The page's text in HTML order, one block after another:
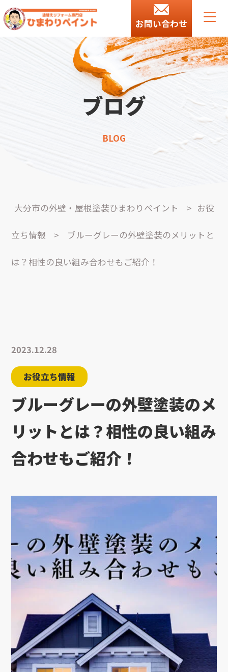
お問い合わせ
ブログ
BLOG
大分市の外壁・屋根塗装ひまわりペイント > お役
立ち情報 > ブルーグレーの外壁塗装のメリットと
は？相性の良い組み合わせもご紹介！
2023.12.28
お役立ち情報
ブルーグレーの外壁塗装のメ
リットとは？相性の良い組み
合わせもご紹介！